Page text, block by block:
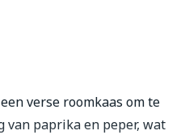
verse roomkaas om te
van paprika en peper, wat